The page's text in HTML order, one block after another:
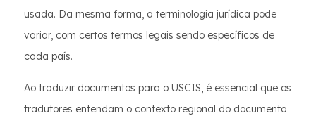
usada. Da mesma forma, a terminologia jurídica pode
variar, com certos termos legais sendo específicos de
cada país.
Ao traduzir documentos para o USCIS, é essencial que os
tradutores entendam o contexto regional do documento